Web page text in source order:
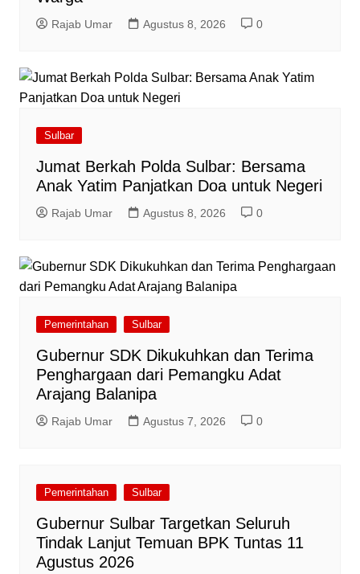
Rajab Umar Agustus 8, 2026 0
Sulbar
Jumat Berkah Polda Sulbar: Bersama
Anak Yatim Panjatkan Doa untuk Negeri
Rajab Umar Agustus 8, 2026 0
Pemerintahan Sulbar
Gubernur SDK Dikukuhkan dan Terima
Penghargaan dari Pemangku Adat
Arajang Balanipa
Rajab Umar Agustus 7, 2026 0
Pemerintahan Sulbar
Gubernur Sulbar Targetkan Seluruh
Tindak Lanjut Temuan BPK Tuntas 11
Agustus 2026